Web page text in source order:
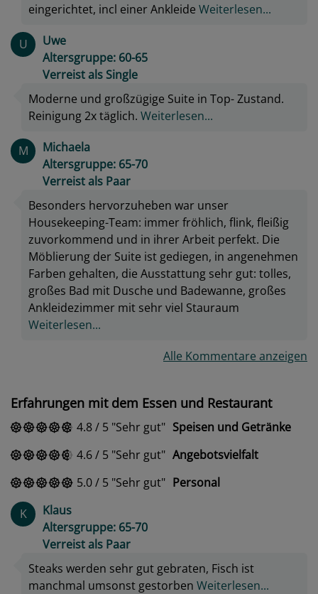
eingerichtet, incl einer Ankleide Weiterlesen...
U
Uwe
Altersgruppe: 60-65
Verreist als Single
Moderne und großzügige Suite in Top- Zustand.
Reinigung 2x täglich. Weiterlesen...
M
Michaela
Altersgruppe: 65-70
Verreist als Paar
Besonders hervorzuheben war unser
Housekeeping-Team: immer fröhlich, flink, fleißig
zuvorkommend und in ihrer Arbeit perfekt. Die
Möblierung der Suite ist gediegen, in angenehmen
Farben gehalten, die Ausstattung sehr gut: tolles,
großes Bad mit Dusche und Badewanne, großes
Ankleidezimmer mit sehr viel Stauraum
Weiterlesen...
Alle Kommentare anzeigen
Erfahrungen mit dem Essen und Restaurant
4.8/ 5 Sehr gut
Speisen und Getränke
4.6/ 5 Sehr gut
Angebotsvielfalt
5.0/ 5 Sehr gut
Personal
K
Klaus
Altersgruppe: 65-70
Verreist als Paar
Steaks werden sehr gut gebraten, Fisch ist
manchmal umsonst gestorben Weiterlesen...